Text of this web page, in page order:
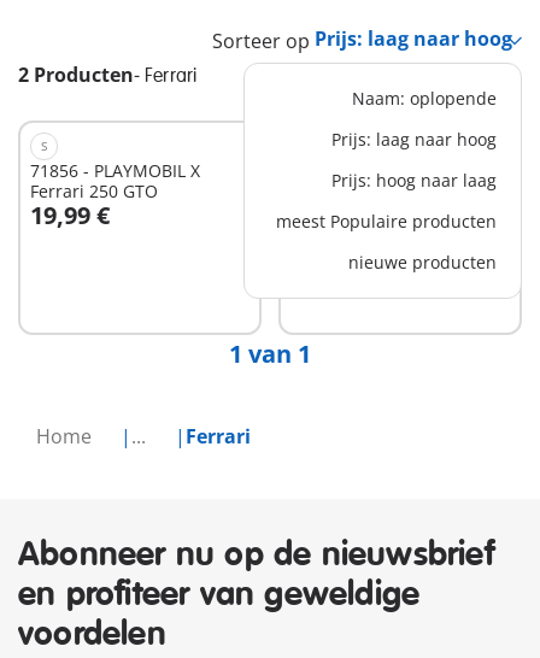
Home ... Ferrari
2 Producten- Ferrari
Sorteer op
Naam: oplopende
Prijs: laag naar hoog
Prijs: hoog naar laag
meest Populaire producten
nieuwe producten
S
71856 - PLAYMOBIL X
Ferrari 250 GTO
19,99 €
71020 - Ferrari SF90
Stradale
77,99 €
In winkelwagen
1 van 1
Abonneer nu op de nieuwsbrief
en profiteer van geweldige
voordelen